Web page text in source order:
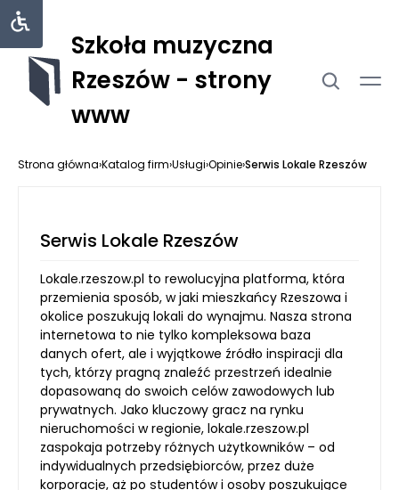
Szkoła muzyczna
Rzeszów - strony
www
Strona główna›Katalog firm›Usługi›Opinie›Serwis Lokale Rzeszów
Serwis Lokale Rzeszów
Lokale.rzeszow.pl to rewolucyjna platforma, która
przemienia sposób, w jaki mieszkańcy Rzeszowa i
okolice poszukują lokali do wynajmu. Nasza strona
internetowa to nie tylko kompleksowa baza
danych ofert, ale i wyjątkowe źródło inspiracji dla
tych, którzy pragną znaleźć przestrzeń idealnie
dopasowaną do swoich celów zawodowych lub
prywatnych. Jako kluczowy gracz na rynku
nieruchomości w regionie, lokale.rzeszow.pl
zaspokaja potrzeby różnych użytkowników – od
indywidualnych przedsiębiorców, przez duże
korporacje, aż po studentów i osoby poszukujące